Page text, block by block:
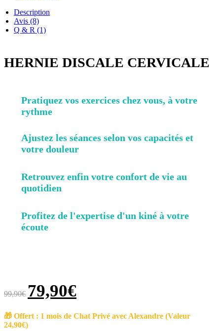
Description
Avis (8)
Q & R (1)
HERNIE DISCALE CERVICALE
Pratiquez vos exercices chez vous, à votre
rythme
Ajustez les séances selon vos capacités et
votre douleur
Retrouvez enfin votre confort de vie au
quotidien
Profitez de l'expertise d'un kiné à votre
écoute
99,90€ 79,90€
🎁 Offert : 1 mois de Chat Privé avec Alexandre (Valeur
24,90€)